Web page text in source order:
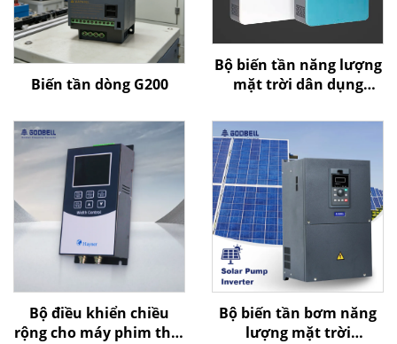
Biến tần dòng G200
Bộ biến tần năng lượng
mặt trời dân dụng
Bộ điều khiển chiều
rộng cho máy phim thổi
Bộ biến tần bơm năng
lượng mặt trời